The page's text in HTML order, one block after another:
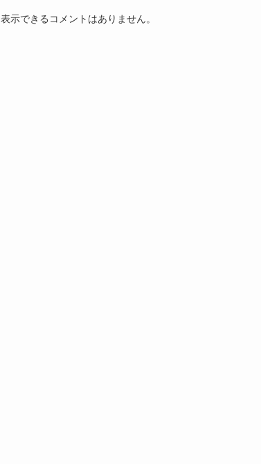
表示できるコメントはありません。